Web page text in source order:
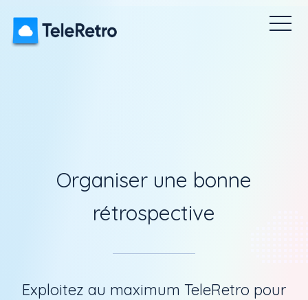
Tableau de bord
Organiser une bonne
rétrospective
Exploitez au maximum TeleRetro pour